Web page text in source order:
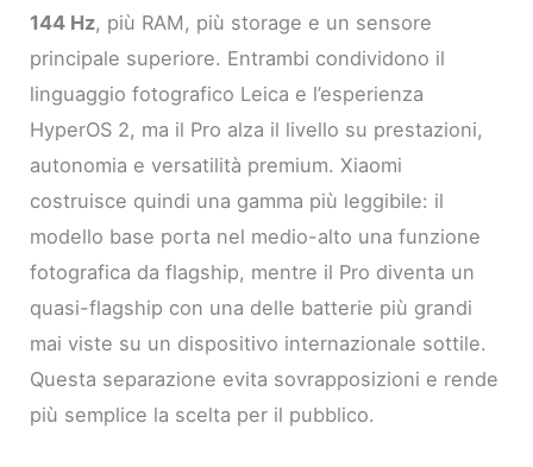
144 Hz, più RAM, più storage e un sensore
principale superiore. Entrambi condividono il
linguaggio fotografico Leica e l’esperienza
HyperOS 2, ma il Pro alza il livello su prestazioni,
autonomia e versatilità premium. Xiaomi
costruisce quindi una gamma più leggibile: il
modello base porta nel medio-alto una funzione
fotografica da flagship, mentre il Pro diventa un
quasi-flagship con una delle batterie più grandi
mai viste su un dispositivo internazionale sottile.
Questa separazione evita sovrapposizioni e rende
più semplice la scelta per il pubblico.